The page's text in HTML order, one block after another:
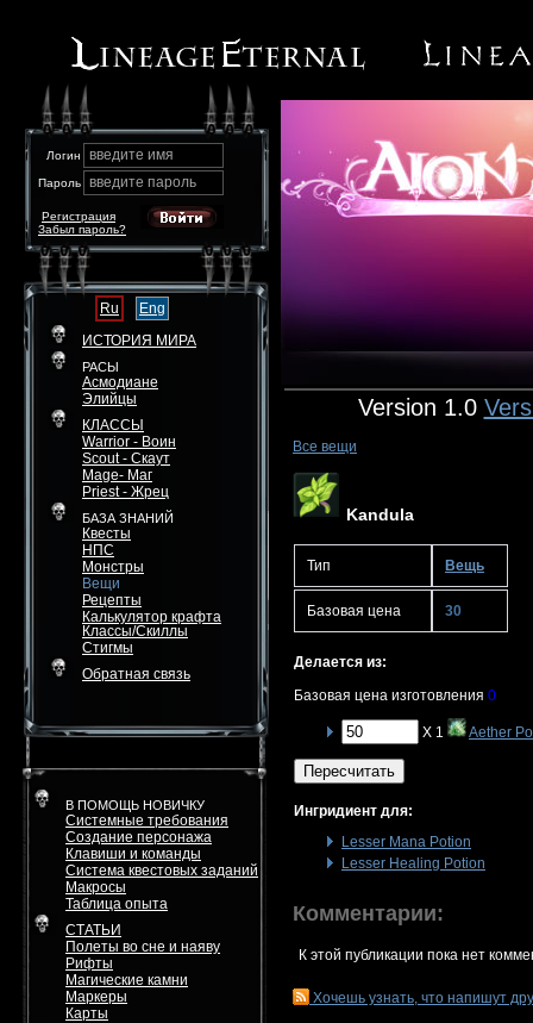
Логин введите имя
Пароль введите пароль
Забыл пароль?
Регистрация
Ru
Eng
ИСТОРИЯ МИРА
РАСЫ
Асмодиане
Элийцы
КЛАССЫ
Warrior - Воин
Scout - Скаут
Mage- Маг
Priest - Жрец
БАЗА ЗНАНИЙ
Квесты
НПС
Монстры
Вещи
Рецепты
Калькулятор крафта
Классы/Скиллы
Стигмы
Обратная связь
В ПОМОЩЬ НОВИЧКУ
Системные требования
Создание персонажа
Клавиши и команды
Система квестовых заданий
Макросы
Таблица опыта
СТАТЬИ
Полеты во сне и наяву
Рифты
Магические камни
Маркеры
Карты
Version 1.0
Все вещи
Kandula
Тип Вещь
Базовая цена 30
Делается из:
Базовая цена изготовления 0
X 1 Aether
Пересчитать
Ингридиент для:
Lesser Mana Potion
Lesser Healing Potion
Комментарии:
К этой публикации пока нет
Хочешь узнать, что напишут